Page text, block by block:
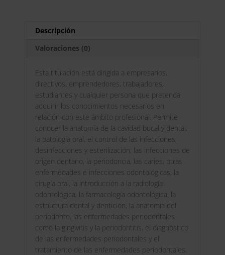
Maestría
Enfermedades
Periodontales,
Diagnóstico
Paciente
Titulación
Acreditado
Apostilla
Descripción
Valoraciones (0)
Esta titulación está dirigida a empresarios,
directivos, emprendedores, trabajadores,
estudiantes y cualquier persona que pretenda
adquirir los conocimientos necesarios en
relación con este ámbito profesional. Permite
conocer la anatomía de la cavidad bucal y dental,
la patología oral, el control de las infecciones,
desinfecciones y esterilización, las infecciones de
origen dentario, la periodoncia, las caries, otras
enfermedades e infecciones odontológicas, la
cirugía oral, la introducción a la radiología
odontológica, la farmacología odontológica, la
estructura dental y dentición, la anatomía del
periodonto, las enfermedades periodontales
como la gingivitis y la periodontitis, el diagnóstico
de las enfermedades periodontales y el
tratamiento de las enfermedades periodontales,